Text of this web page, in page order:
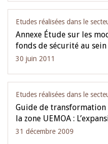
Etudes réalisées dans le
Annexe Étude sur les
fonds de sécurité au
30 juin 2011
Etudes réalisées dans le
Guide de
la zone UEMOA :
31 décembre 2009